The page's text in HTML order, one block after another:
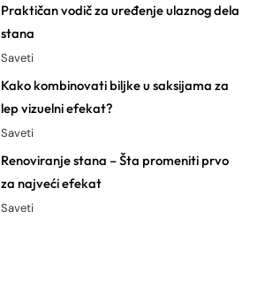
Praktičan vodič za uređenje ulaznog dela
stana
Saveti
Kako kombinovati biljke u saksijama za
lep vizuelni efekat?
Saveti
Renoviranje stana – Šta promeniti prvo
za najveći efekat
Saveti